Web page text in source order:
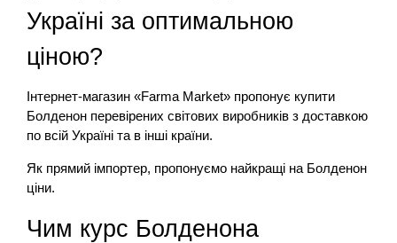
Україні за оптимальною
ціною?
Інтернет-магазин «Farma Market» пропонує купити
Болденон перевірених світових виробників з доставкою
по всій Україні та в інші країни.
Як прямий імпортер, пропонуємо найкращі на Болденон
ціни.
Чим курс Болденона